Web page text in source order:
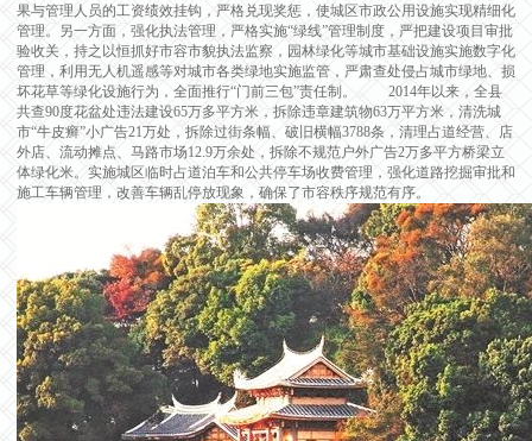
果与管理人员的工资绩效挂钩，严格兑现奖惩，使城区市政公用设施实现精细化
管理。另一方面，强化执法管理，严格实施“绿线”管理制度，严把建设项目审批
验收关，持之以恒抓好市容市貌执法监察，园林绿化等城市基础设施实施数字化
管理，利用无人机遥感等对城市各类绿地实施监管，严肃查处侵占城市绿地、损
坏花草等绿化设施行为，全面推行“门前三包”责任制。 2014年以来，全县
共查90度花盆处违法建设65万多平方米，拆除违章建筑物63万平方米，清洗城
市“牛皮癣”小广告21万处，拆除过街条幅、破旧横幅3788条，清理占道经营、店
外店、流动摊点、马路市场12.9万余处，拆除不规范户外广告2万多平方桥梁立
体绿化米。实施城区临时占道泊车和公共停车场收费管理，强化道路挖掘审批和
施工车辆管理，改善车辆乱停放现象，确保了市容秩序规范有序。